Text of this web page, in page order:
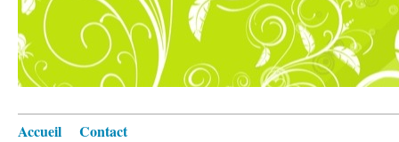
Accueil Contact